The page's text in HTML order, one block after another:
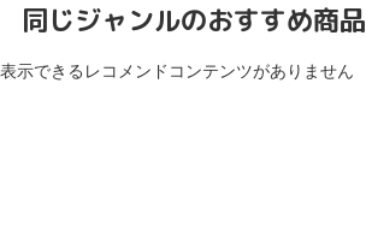
同じジャンルのおすすめ商品
表示できるレコメンドコンテンツがありません